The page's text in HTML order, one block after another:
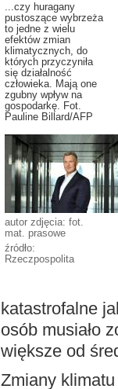
...czy huragany
pustoszące wybrzeża
to jedne z wielu
efektów zmian
klimatycznych, do
których przyczyniła
się działalność
człowieka. Mają one
zgubny wpływ na
gospodarkę. Fot.
Pauline Billard/AFP
autor zdjęcia: fot.
mat. prasowe
źródło:
Rzeczpospolita
katastrofalne
osób musiało
większe od
Zmiany